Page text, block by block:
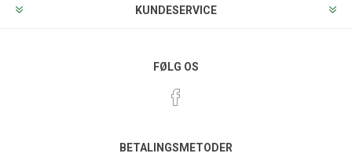
KUNDESERVICE
FØLG OS
BETALINGSMETODER